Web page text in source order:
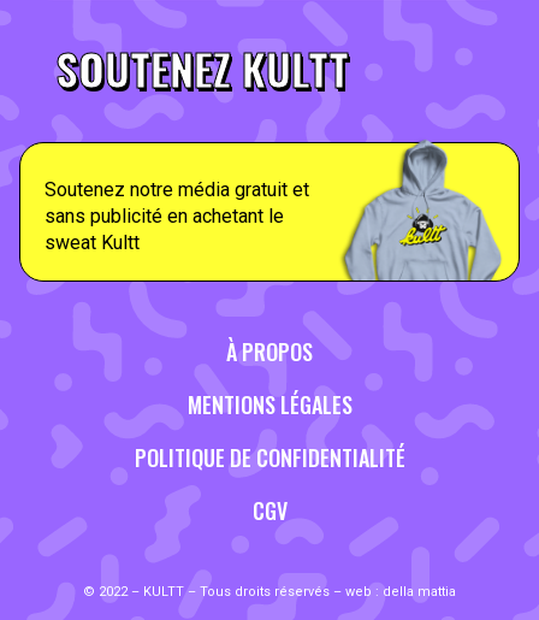
SOUTENEZ KULTT
Soutenez notre média gratuit et
sans publicité en achetant le
sweat Kultt
À PROPOS
MENTIONS LÉGALES
POLITIQUE DE CONFIDENTIALITÉ
CGV
© 2022 – KULTT – Tous droits réservés – web : della mattia